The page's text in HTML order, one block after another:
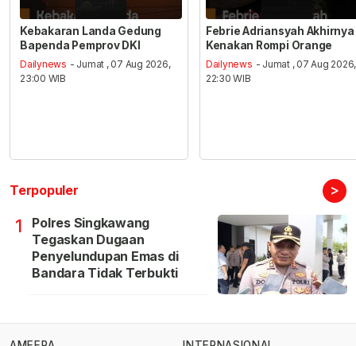
Kebakaran Landa Gedung
Bapenda Pemprov DKI
Dailynews - Jumat , 07 Aug 2026,
23:00 WIB
Febrie Adriansyah Akhirnya
Kenakan Rompi Orange
Dailynews - Jumat , 07 Aug 2026,
22:30 WIB
Terpopuler >
1
Polres Singkawang
Tegaskan Dugaan
Penyelundupan Emas di
Bandara Tidak Terbukti